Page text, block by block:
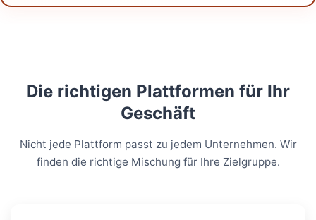
Die richtigen Plattformen für Ihr
Geschäft
Nicht jede Plattform passt zu jedem Unternehmen. Wir
finden die richtige Mischung für Ihre Zielgruppe.